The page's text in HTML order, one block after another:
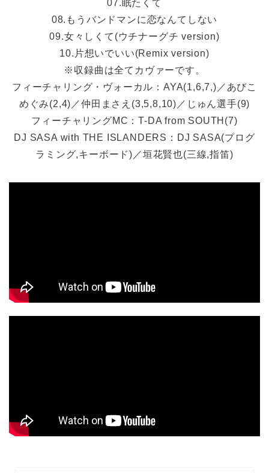
07.眠たくて
08.もうバンドマンに恋なんてしない
09.女々しくて(ウチナーグチ version)
10.片想いでいい(Remix version)
※収録曲は全てカヴァーです。
フィーチャリング・ヴォーカル：AYA(1,6,7,)／あびこ
めぐみ(2,4)／仲田まさえ(3,5,8,10)／じゅん選手(9)
フィーチャリングMC：T-DA from SOUTH(7)
DJ SASA with THE ISLANDERS：DJ SASA(プログ
ラミング,キーボード)／垣花賢也(三線,指笛)